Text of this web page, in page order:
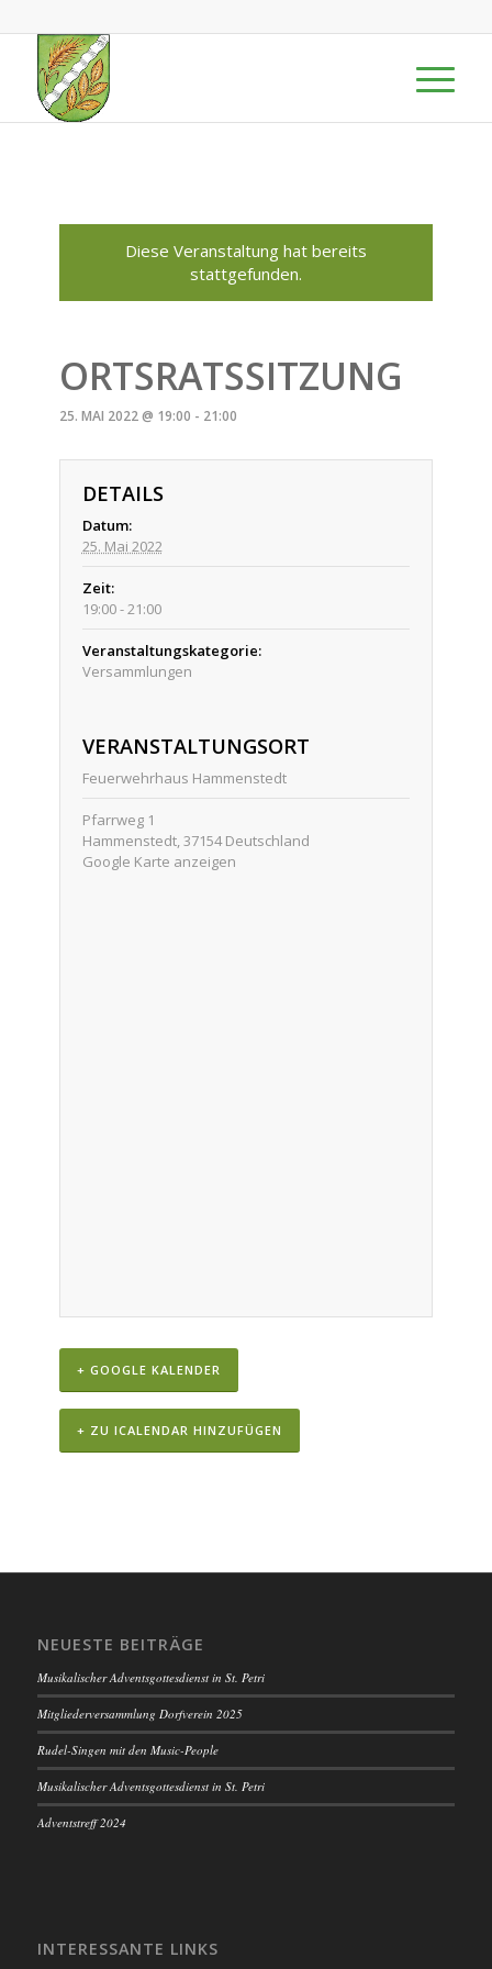
Diese Veranstaltung hat bereits
stattgefunden.
ORTSRATSSITZUNG
25. MAI 2022 @ 19:00 - 21:00
DETAILS
Datum:
25. Mai 2022
Zeit:
19:00 - 21:00
Veranstaltungskategorie:
Versammlungen
VERANSTALTUNGSORT
Feuerwehrhaus Hammenstedt
Pfarrweg 1
Hammenstedt,37154 Deutschland
Google Karte anzeigen
+ GOOGLE KALENDER
+ ZU ICALENDAR HINZUFÜGEN
NEUESTE BEITRÄGE
Musikalischer Adventsgottesdienst in St. Petri
Mitgliederversammlung Dorfverein 2025
Rudel-Singen mit den Music-People
Musikalischer Adventsgottesdienst in St. Petri
Adventstreff 2024
INTERESSANTE LINKS